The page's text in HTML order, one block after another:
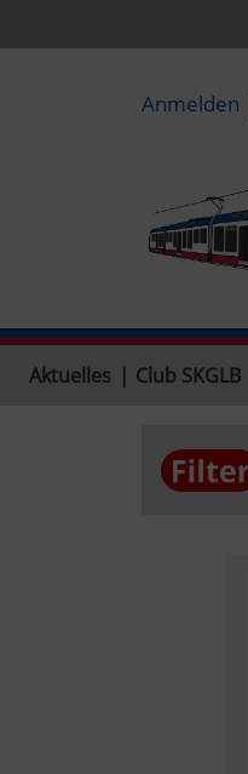
Anmelden
Aktuelles Club SKGLB